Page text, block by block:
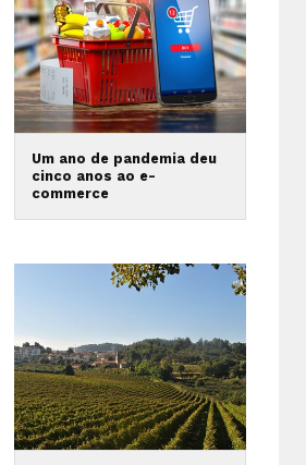
Um ano de pandemia deu
cinco anos ao e-
commerce